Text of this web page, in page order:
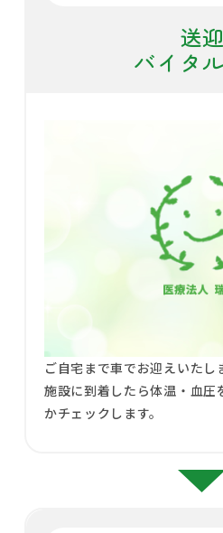
送迎
バイタ
ご自宅まで車でお迎えいたし
施設に到着したら体温・血圧
かチェックします。